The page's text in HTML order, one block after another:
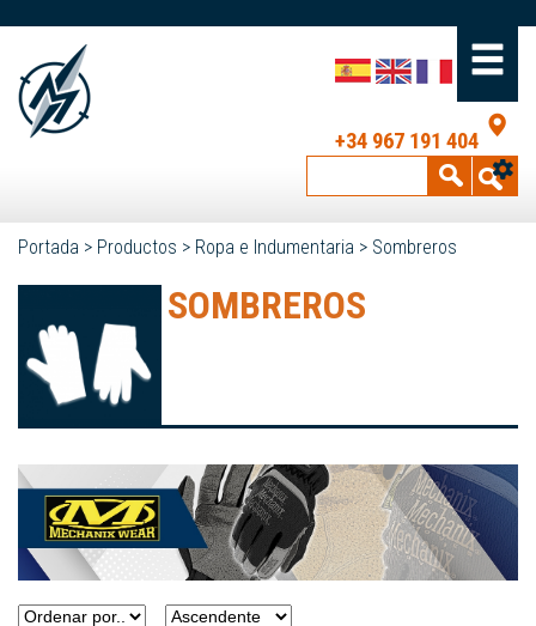
+34 967 191 404
Portada > Productos > Ropa e Indumentaria > Sombreros
SOMBREROS